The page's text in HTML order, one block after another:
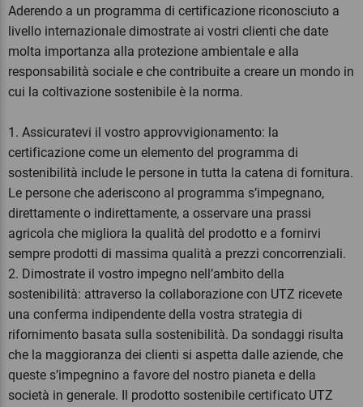
Aderendo a un programma di certificazione riconosciuto a
livello internazionale dimostrate ai vostri clienti che date
molta importanza alla protezione ambientale e alla
responsabilità sociale e che contribuite a creare un mondo in
cui la coltivazione sostenibile è la norma.
1. Assicuratevi il vostro approvvigionamento: la
certificazione come un elemento del programma di
sostenibilità include le persone in tutta la catena di fornitura.
Le persone che aderiscono al programma s’impegnano,
direttamente o indirettamente, a osservare una prassi
agricola che migliora la qualità del prodotto e a fornirvi
sempre prodotti di massima qualità a prezzi concorrenziali.
2. Dimostrate il vostro impegno nell’ambito della
sostenibilità: attraverso la collaborazione con UTZ ricevete
una conferma indipendente della vostra strategia di
rifornimento basata sulla sostenibilità. Da sondaggi risulta
che la maggioranza dei clienti si aspetta dalle aziende, che
queste s’impegnino a favore del nostro pianeta e della
società in generale. Il prodotto sostenibile certificato UTZ